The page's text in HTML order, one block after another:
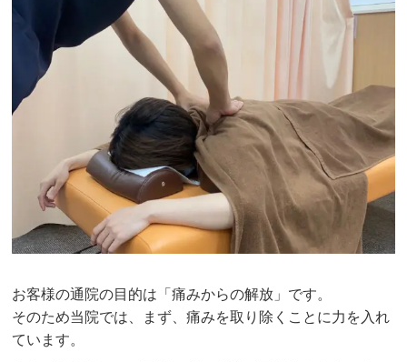
お客様の通院の目的は「痛みからの解放」です。
そのため当院では、まず、痛みを取り除くことに力を入れ
ています。